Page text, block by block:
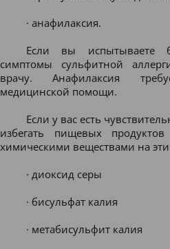
· анафилаксия.
Если вы испытываете
симптомы сульфитной
врачу. Анафилаксия
медицинской помощи.
Если у вас есть
избегать пищевых
химическими веществами на
· диоксид серы
· бисульфат калия
· метабисульфит калия